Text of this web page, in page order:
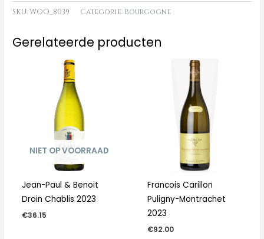
SKU:WOO_8039 Categorie: Bourgogne
Gerelateerde producten
NIET OP VOORRAAD
Jean-Paul & Benoit
Droin Chablis 2023
€36.15
Francois Carillon
Puligny-Montrachet
2023
€92.00